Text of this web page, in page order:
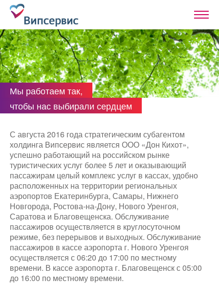
Мы работаем так,
чтобы нас выбирали сердцем
С августа 2016 года стратегическим субагентом
холдинга Випсервис является ООО «Дон Кихот»,
успешно работающий на российском рынке
туристических услуг более 5 лет и оказывающий
пассажирам целый комплекс услуг в кассах, удобно
расположенных на территории региональных
аэропортов Екатеринбурга, Самары, Нижнего
Новгорода, Ростова-на-Дону, Нового Уренгоя,
Саратова и Благовещенска. Обслуживание
пассажиров осуществляется в круглосуточном
режиме, без перерывов и выходных. Обслуживание
пассажиров в кассе аэропорта г. Нового Уренгоя
осуществляется с 06:20 до 17:00 по местному
времени. В кассе аэропорта г. Благовещенск с 05:00
до 16:00 по местному времени.